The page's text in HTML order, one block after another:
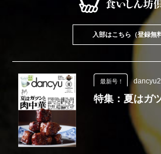
入部はこちら（登録無
最新号！
特集：夏はガ